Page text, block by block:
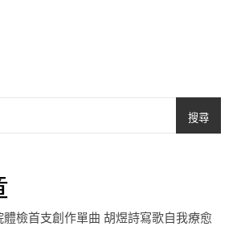
搜尋
檢首支創作單曲 胡煜詩寫歌自我療愈